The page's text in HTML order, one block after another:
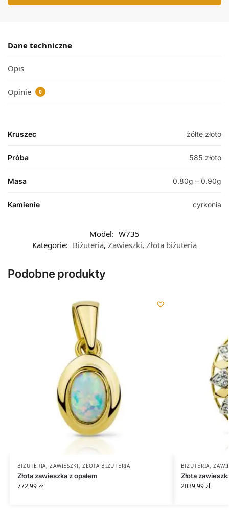
Dane techniczne
Opis
Opinie 0
Kruszec żółte złoto
Próba 585 złoto
Masa 0.80g – 0.90g
Kamienie cyrkonia
Model: W735
Kategorie: Biżuteria, Zawieszki, Złota biżuteria
Podobne produkty
BIŻUTERIA,ZAWIESZKI,ZŁOTA BIŻUTERIA
Złota zawieszka z opalem
772,99zł
BIŻUTERIA,
Złota
2039,99zł